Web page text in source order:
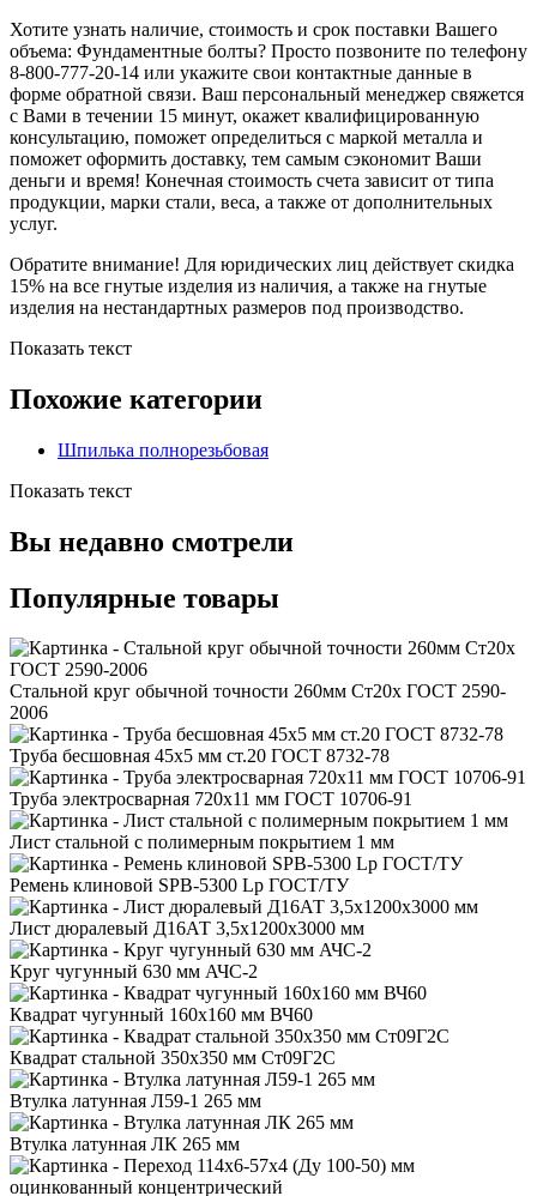
Хотите узнать наличие, стоимость и срок поставки Вашего
объема: Фундаментные болты? Просто позвоните по телефону
8-800-777-20-14 или укажите свои контактные данные в
форме обратной связи. Ваш персональный менеджер свяжется
с Вами в течении 15 минут, окажет квалифицированную
консультацию, поможет определиться с маркой металла и
поможет оформить доставку, тем самым сэкономит Ваши
деньги и время! Конечная стоимость счета зависит от типа
продукции, марки стали, веса, а также от дополнительных
услуг.
Обратите внимание! Для юридических лиц действует скидка
15% на все гнутые изделия из наличия, а также на гнутые
изделия на нестандартных размеров под производство.
Показать текст
Похожие категории
Шпилька полнорезьбовая
Показать текст
Вы недавно смотрели
Популярные товары
Стальной круг обычной точности 260мм Ст20х ГОСТ 2590-
2006
Труба бесшовная 45x5 мм ст.20 ГОСТ 8732-78
Труба электросварная 720x11 мм ГОСТ 10706-91
Лист стальной с полимерным покрытием 1 мм
Ремень клиновой SPB-5300 Lp ГОСТ/ТУ
Лист дюралевый Д16АТ 3,5x1200x3000 мм
Круг чугунный 630 мм АЧС-2
Квадрат чугунный 160x160 мм ВЧ60
Квадрат стальной 350x350 мм Ст09Г2С
Втулка латунная Л59-1 265 мм
Втулка латунная ЛК 265 мм